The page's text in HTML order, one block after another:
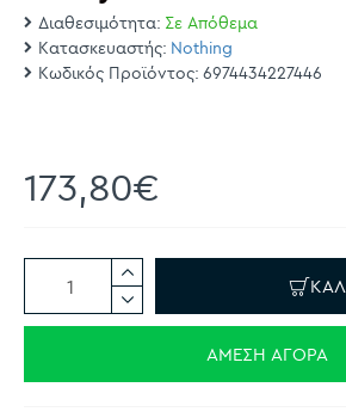
Διαθεσιμότητα: Σε Απόθεμα
Κατασκευαστής: Nothing
Κωδικός Προϊόντος: 6974434227446
173,80€
ΆΜΕΣΗ ΑΓΟΡΆ